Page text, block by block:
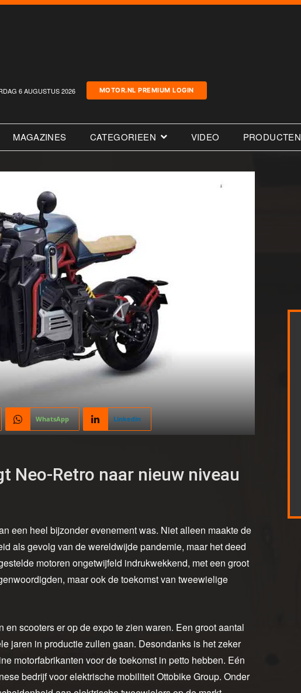
6 AUGUSTUS 2026 MOTOR.NL PREMIUM LOGIN
MAGAZINES CATEGORIEEN VIDEO PRODUCTEN
WhatsApp Linkedin
Neo-Retro naar nieuw niveau
een heel bijzonder evenement was. Niet alleen maakte de
als gevolg van de wereldwijde pandemie, maar het deed
motoren ongetwijfeld indrukwekkend, met een groot
maar ook de toekomst van tweewielige
scooters er op de expo te zien waren. Een groot aantal
jaren in productie zullen gaan. Desondanks is het zeker
motorfabrikanten voor de toekomst in petto hebben. Eén
bedrijf voor elektrische mobiliteit Ottobike Group. Onder